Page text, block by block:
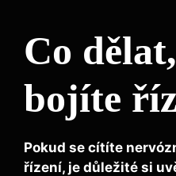
Co
bojíte
Pokud se cítíte
řízení, je důležité si